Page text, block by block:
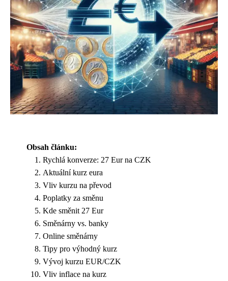
Obsah článku:
Rychlá konverze: 27 Eur na CZK
Aktuální kurz eura
Vliv kurzu na převod
Poplatky za směnu
Kde směnit 27 Eur
Směnárny vs. banky
Online směnárny
Tipy pro výhodný kurz
Vývoj kurzu EUR/CZK
Vliv inflace na kurz